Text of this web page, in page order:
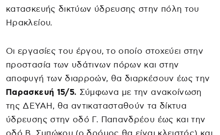
κατασκευής δικτύων ύδρευσης στην πόλη του
Ηρακλείου.
Οι εργασίες του έργου, το οποίο στοχεύει στην
προστασία των υδάτινων πόρων και στην
αποφυγή των διαρροών, θα διαρκέσουν έως την
Παρασκευή 15/5. Σύμφωνα με την ανακοίνωση
της ΔΕΥΑΗ, θα αντικατασταθούν τα δίκτυα
ύδρευσης στην οδό Γ. Παπανδρέου έως και την
οδό Β. Σμπώκου (ο δρόμος θα είναι κλειστός) και